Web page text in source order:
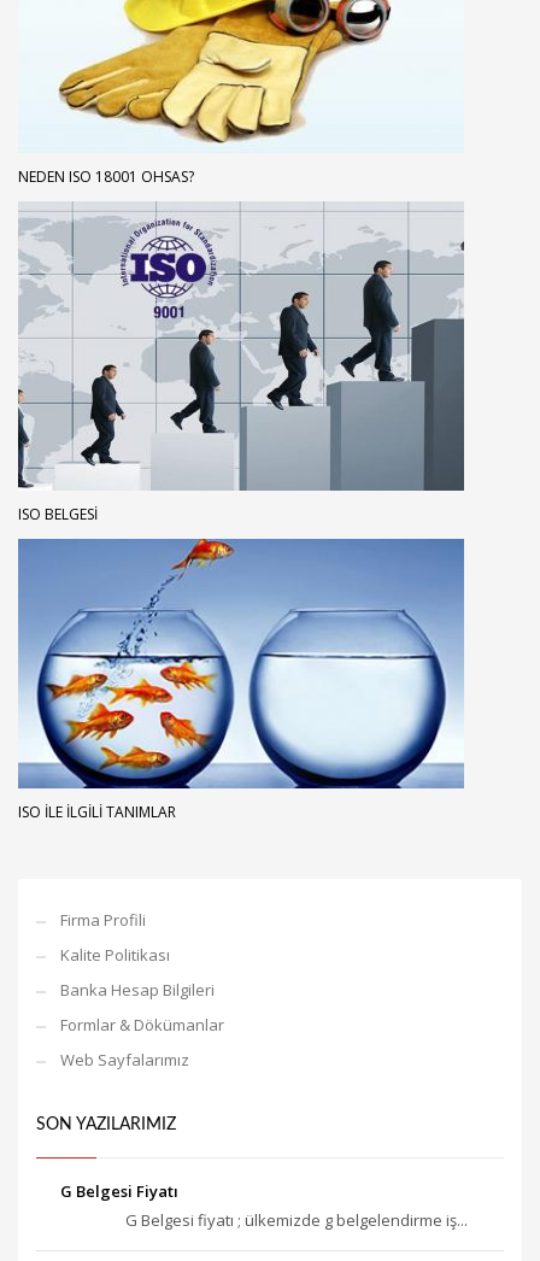
NEDEN ISO 18001 OHSAS?
ISO BELGESI
ISO İLE İLGILI TANIMLAR
Firma Profili
Kalite Politikası
Banka Hesap Bilgileri
Formlar & Dökümanlar
Web Sayfalarımız
SON YAZILARIMIZ
G Belgesi Fiyatı
G Belgesi fiyatı ; ülkemizde g belgelendirme iş...